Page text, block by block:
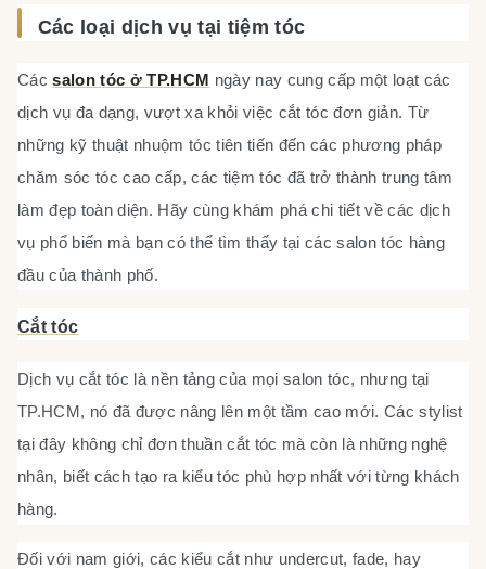
Các loại dịch vụ tại tiệm tóc
Cácsalon tóc ở TP.HCM ngày nay cung cấp một loạt các
dịch vụ đa dạng, vượt xa khỏi việc cắt tóc đơn giản. Từ
những kỹ thuật nhuộm tóc tiên tiến đến các phương pháp
chăm sóc tóc cao cấp, các tiệm tóc đã trở thành trung tâm
làm đẹp toàn diện. Hãy cùng khám phá chi tiết về các dịch
vụ phổ biến mà bạn có thể tìm thấy tại các salon tóc hàng
đầu của thành phố.
Cắt tóc
Dịch vụ cắt tóc là nền tảng của mọi salon tóc, nhưng tại
TP.HCM, nó đã được nâng lên một tầm cao mới. Các stylist
tại đây không chỉ đơn thuần cắt tóc mà còn là những nghệ
nhân, biết cách tạo ra kiểu tóc phù hợp nhất với từng khách
hàng.
Đối với nam giới, các kiểu cắt như undercut, fade, hay